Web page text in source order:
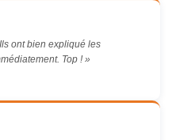
ont bien expliqué les
Top ! »